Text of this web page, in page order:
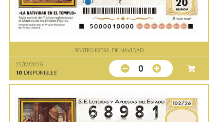
SORTEO EXTRA. DE NAVIDAD
22/12/2026
10 DISPONIBLES 0